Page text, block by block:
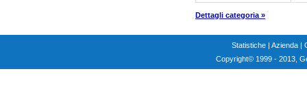
Dettagli categoria »
Statistiche | Azienda |
Copyright© 1999 - 2013,